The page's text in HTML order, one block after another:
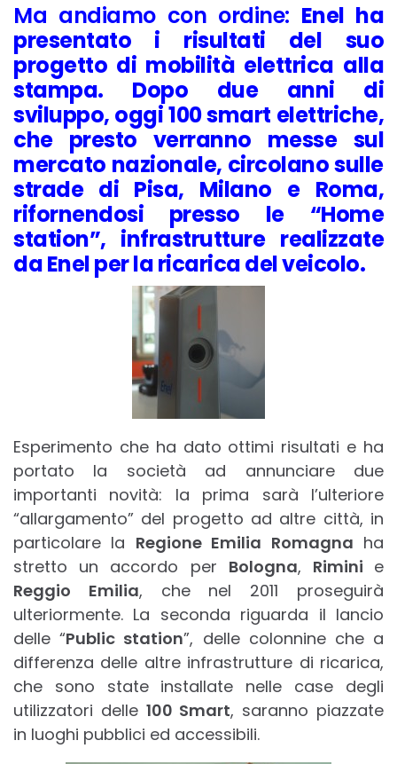
Ma andiamo con ordine: Enel ha
presentato i risultati del suo
progetto di mobilità elettrica alla
stampa. Dopo due anni di
sviluppo, oggi 100 smart elettriche,
che presto verranno messe sul
mercato nazionale, circolano sulle
strade di Pisa, Milano e Roma,
rifornendosi presso le “Home
station”, infrastrutture realizzate
da Enel per la ricarica del veicolo.
Esperimento che ha dato ottimi risultati e ha
portato la società ad annunciare due
importanti novità: la prima sarà l’ulteriore
“allargamento” del progetto ad altre città, in
particolare la Regione Emilia Romagna ha
stretto un accordo per Bologna, Rimini e
Reggio Emilia, che nel 2011 proseguirà
ulteriormente. La seconda riguarda il lancio
delle “Public station”, delle colonnine che a
differenza delle altre infrastrutture di ricarica,
che sono state installate nelle case degli
utilizzatori delle 100 Smart, saranno piazzate
in luoghi pubblici ed accessibili.